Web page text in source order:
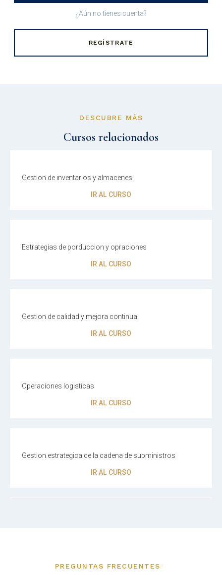
¿Aún no tienes cuenta?
REGÍSTRATE
DESCUBRE MÁS
Cursos relacionados
Gestion de inventarios y almacenes
IR AL CURSO
Estrategias de porduccion y opraciones
IR AL CURSO
Gestion de calidad y mejora continua
IR AL CURSO
Operaciones logisticas
IR AL CURSO
Gestion estrategica de la cadena de subministros
IR AL CURSO
PREGUNTAS FRECUENTES